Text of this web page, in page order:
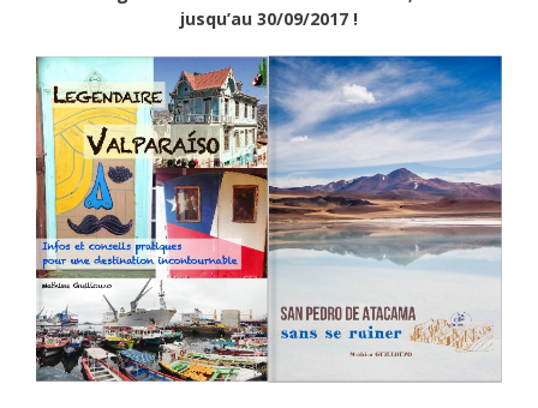
jusqu’au 30/09/2017 !